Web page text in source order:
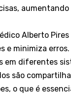
Alberto
e minimiza
em diferentes
são
o que é